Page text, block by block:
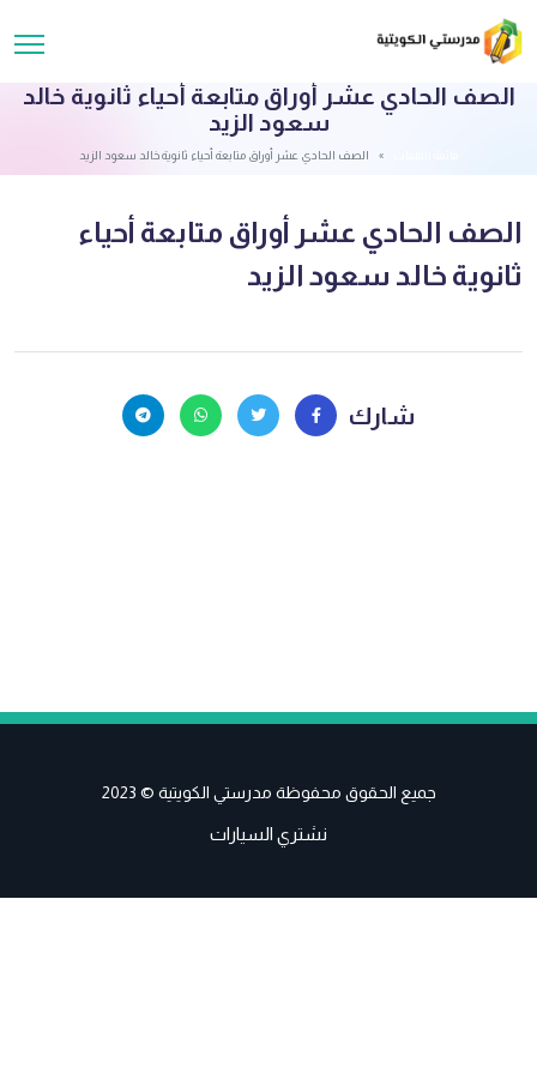
الصف الحادي عشر أوراق متابعة أحياء ثانوية خالد
سعود الزيد
الصف الحادي عشر أوراق متابعة أحياء ثانوية خالد سعود الزيد
الصف الحادي عشر أوراق متابعة أحياء
ثانوية خالد سعود الزيد
شارك
جميع الحقوق محفوظة مدرستي الكويتية © 2023
نشتري السيارات